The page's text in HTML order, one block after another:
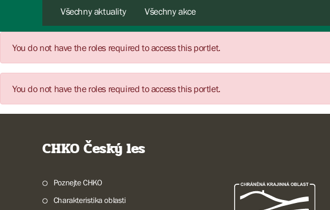
Všechny aktuality Všechny akce
You do not have the roles required to access this portlet.
You do not have the roles required to access this portlet.
CHKO Český les
Poznejte CHKO
Charakteristika oblasti